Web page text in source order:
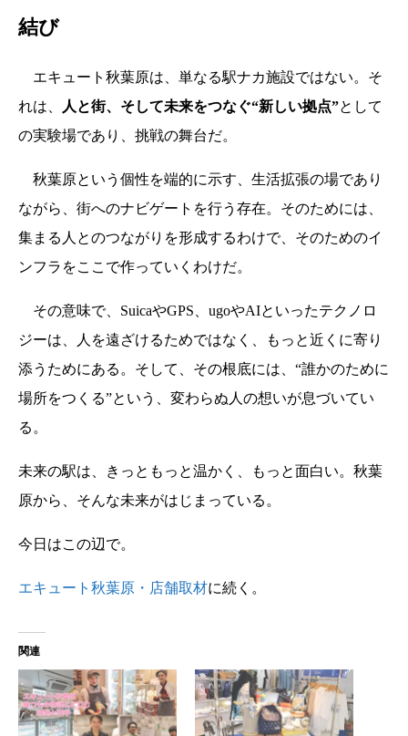
結び
エキュート秋葉原は、単なる駅ナカ施設ではない。そ
れは、
人と街、そして未来をつなぐ“新しい拠点”として
の実験場であり、挑戦の舞台だ。
秋葉原という個性を端的に示す、生活拡張の場であり
ながら、街へのナビゲートを行う存在。そのためには、
集まる人とのつながりを形成するわけで、そのためのイ
ンフラをここで作っていくわけだ。
その意味で、SuicaやGPS、ugoやAIといったテクノロ
ジーは、人を遠ざけるためではなく、もっと近くに寄り
添うためにある。そして、その根底には、“誰かのために
場所をつくる”という、変わらぬ人の想いが息づいてい
る。
未来の駅は、きっともっと温かく、もっと面白い。秋葉
原から、そんな未来がはじまっている。
今日はこの辺で。
エキュート秋葉原・店舗取材に続く。
関連